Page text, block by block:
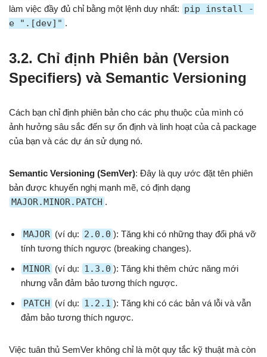
làm việc đầy đủ chỉ bằng một lệnh duy nhất: pip install -
e ".[dev]" .
3.2. Chỉ định Phiên bản (Version
Specifiers) và Semantic Versioning
Cách bạn chỉ định phiên bản cho các phụ thuộc của mình có
ảnh hưởng sâu sắc đến sự ổn định và linh hoạt của cả package
của bạn và các dự án sử dụng nó.
Semantic Versioning (SemVer): Đây là quy ước đặt tên phiên
bản được khuyến nghị mạnh mẽ, có định dạng
MAJOR.MINOR.PATCH .
MAJOR (ví dụ: 2.0.0 ): Tăng khi có những thay đổi phá vỡ
tính tương thích ngược (breaking changes).
MINOR (ví dụ: 1.3.0 ): Tăng khi thêm chức năng mới
nhưng vẫn đảm bảo tương thích ngược.
PATCH (ví dụ: 1.2.1 ): Tăng khi có các bản vá lỗi và vẫn
đảm bảo tương thích ngược.
Việc tuân thủ SemVer không chỉ là một quy tắc kỹ thuật mà còn